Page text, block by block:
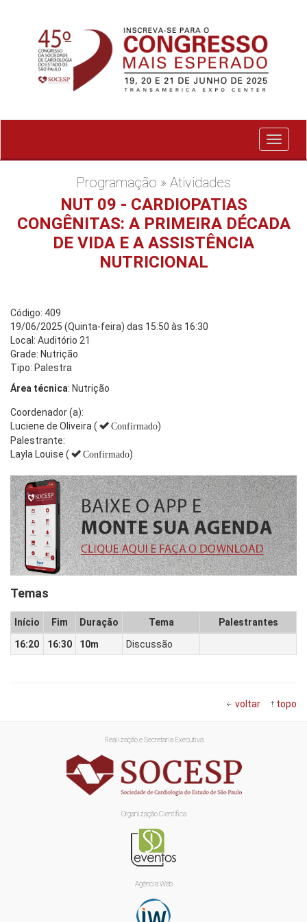
Exibir
menu
Programação » Atividades
NUT 09 - CARDIOPATIAS
CONGÊNITAS: A PRIMEIRA DÉCADA
DE VIDA E A ASSISTÊNCIA
NUTRICIONAL
Código: 409
19/06/2025 (Quinta-feira) das 15:50 às 16:30
Local: Auditório 21
Grade: Nutrição
Tipo: Palestra
Área técnica: Nutrição
Coordenador (a):
Luciene de Oliveira (
Confirmado)
Palestrante:
Layla Louise (
Confirmado)
Temas
Início Fim Duração Tema
Palestrantes
16:20
16:30 10m Discussão
voltar topo
Realização e Secretaria Executiva
Organização Científica
Agência Web